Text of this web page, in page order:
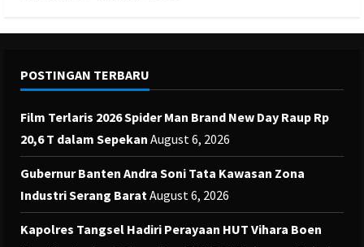
POSTINGAN TERBARU
Film Terlaris 2026 Spider Man Brand New Day Raup Rp
20,6 T dalam Sepekan August 6, 2026
Gubernur Banten Andra Soni Tata Kawasan Zona
Industri Serang Barat August 6, 2026
Kapolres Tangsel Hadiri Perayaan HUT Vihara Boen